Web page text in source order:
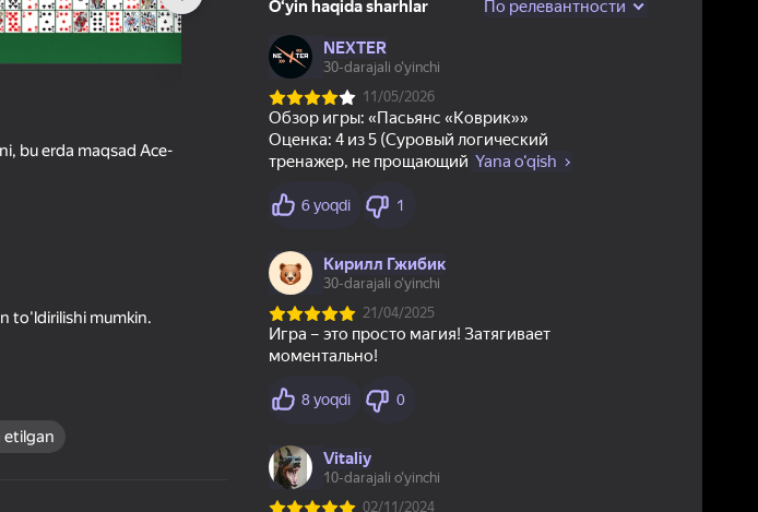
bu erda maqsad Ace-
to'ldirilishi mumkin.
etilgan